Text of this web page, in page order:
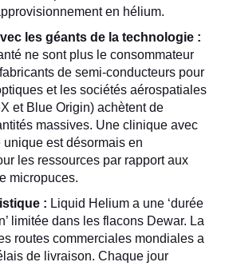
en hélium.
les géants de la technologie :
ne sont plus le consommateur
de semi-conducteurs pour
et les sociétés aérospatiales
et Blue Origin) achètent de
massives. Une clinique avec
unique est désormais en
les ressources par rapport aux
micropuces.
: Liquid Helium a une ‘durée
limitée dans les flacons Dewar. La
routes commerciales mondiales a
de livraison. Chaque jour